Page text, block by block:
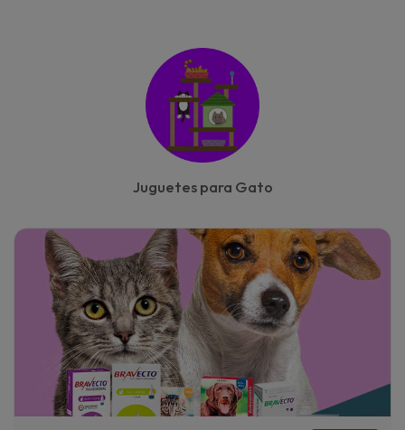
Juguetes para Gato